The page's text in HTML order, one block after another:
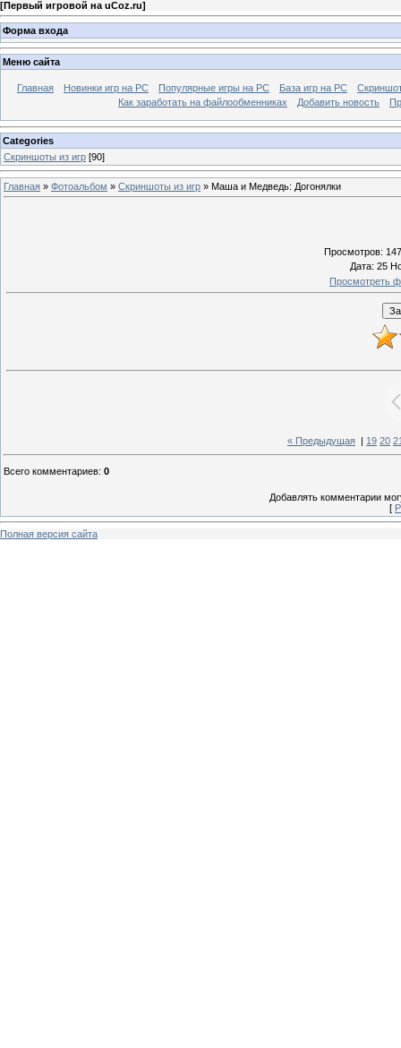
[Первый игровой на uCoz.ru]
Форма входа
Меню сайта
Главная Новинки игр на PC Популярные игры на PC База игр на РС
Как заработать на файлообменниках
Добавить новость
Categories
Скриншоты из игр [90]
Главная » Фотоальбом » Скриншоты из игр » Маша и Медведь: Догонялки
Просмотров:
Дата: 25
Просмотреть
« Предыдущая 19 20
Всего комментариев: 0
Добавлять комментарии
[
Полная версия сайта